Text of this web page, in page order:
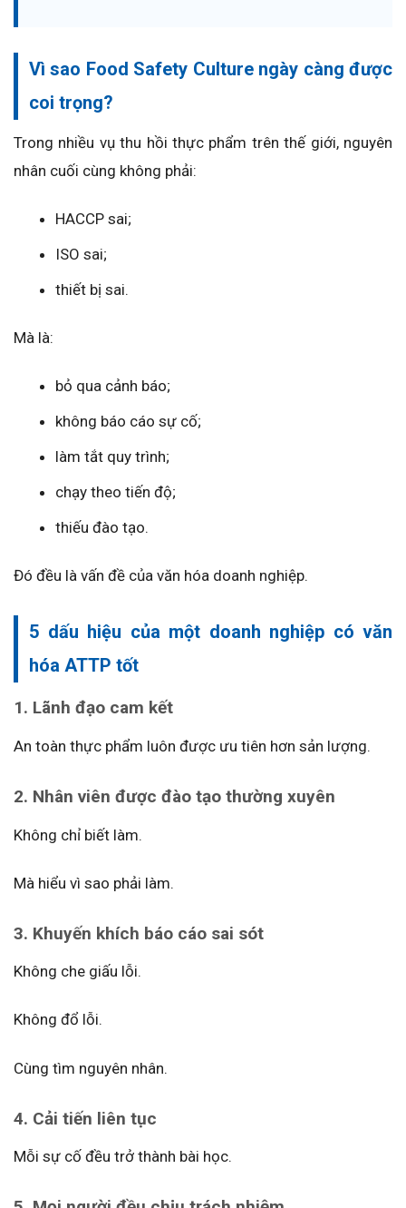
Vì sao Food Safety Culture ngày càng được
coi trọng?
Trong nhiều vụ thu hồi thực phẩm trên thế giới, nguyên
nhân cuối cùng không phải:
HACCP sai;
ISO sai;
thiết bị sai.
Mà là:
bỏ qua cảnh báo;
không báo cáo sự cố;
làm tắt quy trình;
chạy theo tiến độ;
thiếu đào tạo.
Đó đều là vấn đề của văn hóa doanh nghiệp.
5 dấu hiệu của một doanh nghiệp có văn
hóa ATTP tốt
1. Lãnh đạo cam kết
An toàn thực phẩm luôn được ưu tiên hơn sản lượng.
2. Nhân viên được đào tạo thường xuyên
Không chỉ biết làm.
Mà hiểu vì sao phải làm.
3. Khuyến khích báo cáo sai sót
Không che giấu lỗi.
Không đổ lỗi.
Cùng tìm nguyên nhân.
4. Cải tiến liên tục
Mỗi sự cố đều trở thành bài học.